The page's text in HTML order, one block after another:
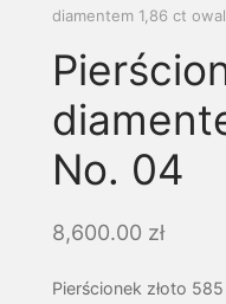
diamentem 1,86 ct
No. 04
8,600.00 zł
Pierścionek złoto